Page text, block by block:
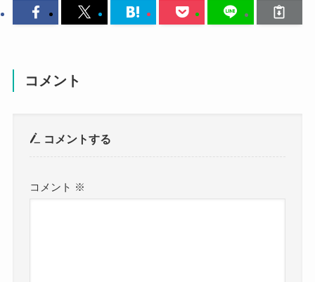
コメント
コメントする
コメント ※